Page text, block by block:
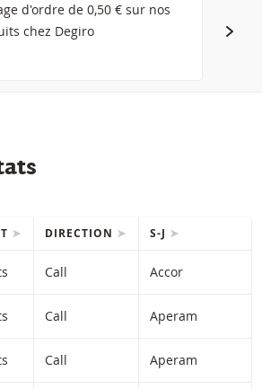
d'ordre de 0,50 € sur nos
chez Degiro
DIRECTION S-J
Call Accor
Call Aperam
Call Aperam